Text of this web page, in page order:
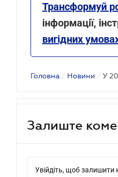
Трансформуй
інформації,
вигідних
Головна / Новини / У
Залиште
Увійдіть, щоб залишити